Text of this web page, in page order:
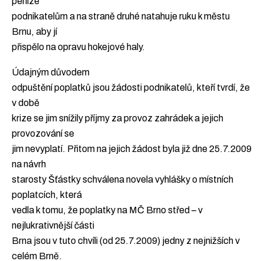
podnikatelům a na straně druhé natahuje ruku k městu
Brnu, aby jí
přispělo na opravu hokejové haly.
Údajným důvodem
odpuštění poplatků jsou žádosti podnikatelů, kteří tvrdí, že
v době
krize se jim snížily příjmy za provoz zahrádek a jejich
provozování se
jim nevyplatí. Přitom na jejich žádost byla již dne 25.7.2009
na návrh
starosty Šťástky schválena novela vyhlášky o místních
poplatcích, která
vedla k tomu, že poplatky na MČ Brno střed – v
nejlukrativnější části
Brna jsou v tuto chvíli (od 25.7.2009) jedny z nejnižších v
celém Brně.